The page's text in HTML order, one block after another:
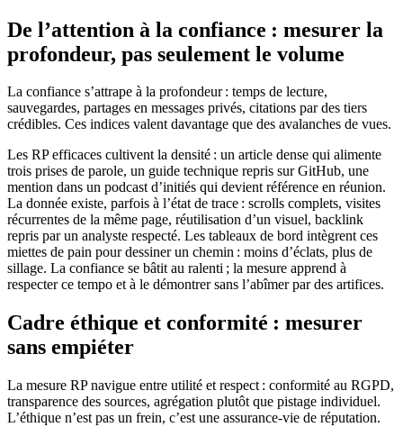
De l’attention à la confiance : mesurer la
profondeur, pas seulement le volume
La confiance s’attrape à la profondeur : temps de lecture,
sauvegardes, partages en messages privés, citations par des tiers
crédibles. Ces indices valent davantage que des avalanches de vues.
Les RP efficaces cultivent la densité : un article dense qui alimente
trois prises de parole, un guide technique repris sur GitHub, une
mention dans un podcast d’initiés qui devient référence en réunion.
La donnée existe, parfois à l’état de trace : scrolls complets, visites
récurrentes de la même page, réutilisation d’un visuel, backlink
repris par un analyste respecté. Les tableaux de bord intègrent ces
miettes de pain pour dessiner un chemin : moins d’éclats, plus de
sillage. La confiance se bâtit au ralenti ; la mesure apprend à
respecter ce tempo et à le démontrer sans l’abîmer par des artifices.
Cadre éthique et conformité : mesurer
sans empiéter
La mesure RP navigue entre utilité et respect : conformité au RGPD,
transparence des sources, agrégation plutôt que pistage individuel.
L’éthique n’est pas un frein, c’est une assurance-vie de réputation.